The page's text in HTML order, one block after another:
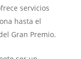
servicios
hasta el
Gran Premio.